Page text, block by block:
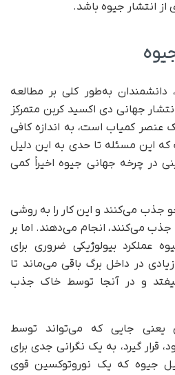
از انتشار جیوه باشد.
به‌طور کلی بر مطالعه
جهانی دی اکسید کربن متمرکز
عنصر کمیاب است، به اندازه کافی
که این مسئله تا حدی به این دلیل
در چرخه جهانی جیوه اخیراً کمی
جذب می‌کنند و این کار را به روشی
می‌کنند، انجام می‌دهند. اما بر
عملکرد بیولوژیکی ضروری برای
در داخل برگ باقی می‌ماند تا
و در آنجا توسط خاک جذب
یعنی جایی که می‌تواند توسط
قرار گیرد، به یک نگرانی جدی برای
جیوه که یک نوروتوکسین قوی